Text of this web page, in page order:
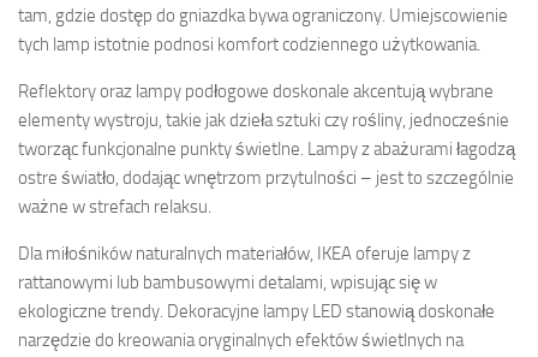
tam, gdzie dostęp do gniazdka bywa ograniczony. Umiejscowienie
tych lamp istotnie podnosi komfort codziennego użytkowania.
Reflektory oraz lampy podłogowe doskonale akcentują wybrane
elementy wystroju, takie jak dzieła sztuki czy rośliny, jednocześnie
tworząc funkcjonalne punkty świetlne. Lampy z abażurami łagodzą
ostre światło, dodając wnętrzom przytulności – jest to szczególnie
ważne w strefach relaksu.
Dla miłośników naturalnych materiałów, IKEA oferuje lampy z
rattanowymi lub bambusowymi detalami, wpisując się w
ekologiczne trendy. Dekoracyjne lampy LED stanowią doskonałe
narzędzie do kreowania oryginalnych efektów świetlnych na